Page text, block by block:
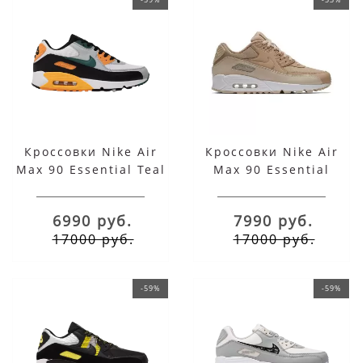
Кроссовки Nike Air
Max 90 Essential Teal
6990 руб.
17000 руб.
Кроссовки Nike Air
Max 90 Essential
7990 руб.
17000 руб.
-59% -59%